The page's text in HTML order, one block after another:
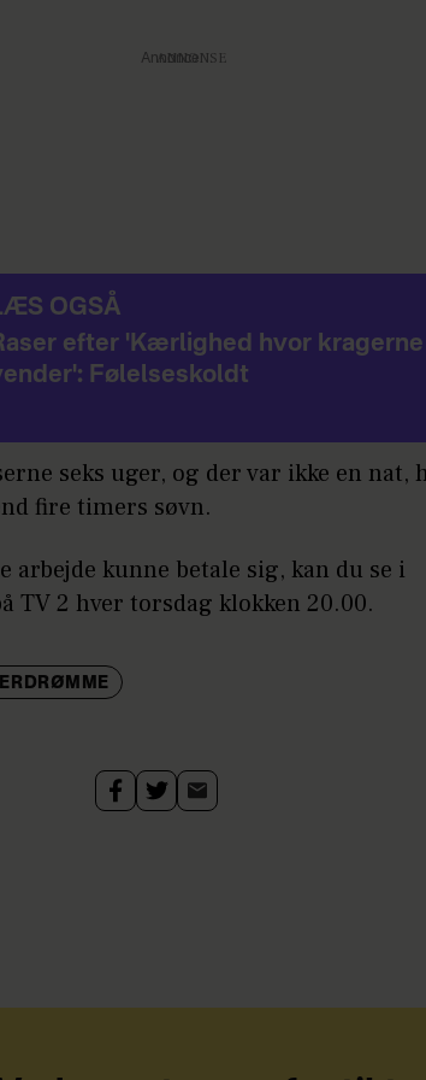
Annonce
OGSÅ
efter 'Kærlighed hvor kragerne
Følelseskoldt
seks uger, og der var ikke en nat,
fire timers søvn.
arbejde kunne betale sig, kan du se i
TV 2 hver torsdag klokken 20.00.